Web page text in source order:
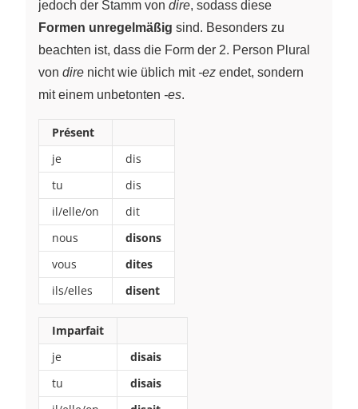
jedoch der Stamm von dire, sodass diese
Formen unregelmäßig sind. Besonders zu
beachten ist, dass die Form der 2. Person Plural
von dire nicht wie üblich mit -ez endet, sondern
mit einem unbetonten -es.
Présent
je
dis
tu
dis
il/elle/on
dit
nous
disons
vous
dites
ils/elles
disent
Imparfait
je
disais
tu
disais